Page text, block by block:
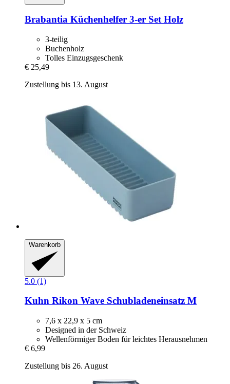
Brabantia Küchenhelfer 3-​er Set Holz
3-teilig
Buchenholz
Tolles Einzugsgeschenk
€ 25,49
Zustellung bis 13. August
Warenkorb
5.0 (1)
Kuhn Rikon Wave Schubladeneinsatz M
7,6 x 22,9 x 5 cm
Designed in der Schweiz
Wellenförmiger Boden für leichtes Herausnehmen
€ 6,99
Zustellung bis 26. August